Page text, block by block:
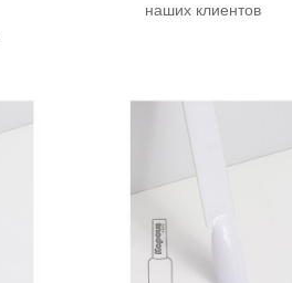
наших клиентов